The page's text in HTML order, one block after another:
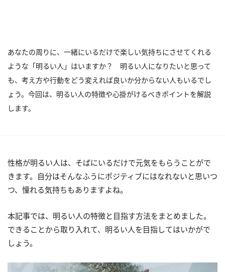
あなたの周りに、一緒にいるだけで楽しい気持ちにさせてくれる
ような「明るい人」はいますか？ 明るい人になりたいと思って
も、考え方や行動をどう変えれば良いか分からない人もいるでし
ょう。今回は、明るい人の特徴や心掛がけるべきポイントを解説
します。
性格が明るい人は、そばにいるだけで元気をもらうことがで
きます。自分はそんなふうにポジティブにはなれないと思いつ
つ、憧れる気持ちもありますよね。
本記事では、明るい人の特徴と目指す方法をまとめました。
できることから取り入れて、明るい人を目指してはいかがで
しょう。